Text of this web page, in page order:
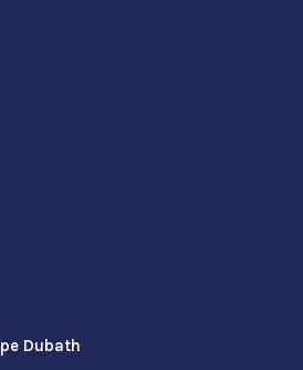
Dubath